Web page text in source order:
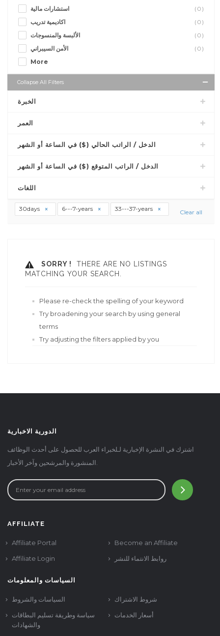
استشارات مالية
(0)
اكاديمية تدريب
(0)
الألبسة والمنسوجات
(0)
الأمن السيبراني
(0)
More
Collapse All Filters
الخبرة
العمر
الدخل / الراتب الحالي ($) في الساعة أو الشهر
الدخل / الراتب المتوقع ($) في الساعة أو الشهر
اللغات
30days 6---7-years 33---37-years Clear all
SORRY !
THERE ARE NO LISTINGS
MATCHING YOUR SEARCH.
Please re-check the spelling of your keyword
Try broadening your search by using general
terms
Try adjusting the filters applied by you
الدورية الاخبارية
اشترك في النشرة الإخبارية لـلخبراء العرب للحصول على أحدث الوظائف
المنشورة والمرشحين وآخر الأخبار.
AFFILIATE
Affiliate Portal
Become an Affiliate
Affiliate Login
روابط الانتماء للنشر
السياسات والمعلومات
السياسات والشروط
شروط الاشتراك
سياسة وطريقة تسليم البطاقات
والشهادات
أسعار الخدمات